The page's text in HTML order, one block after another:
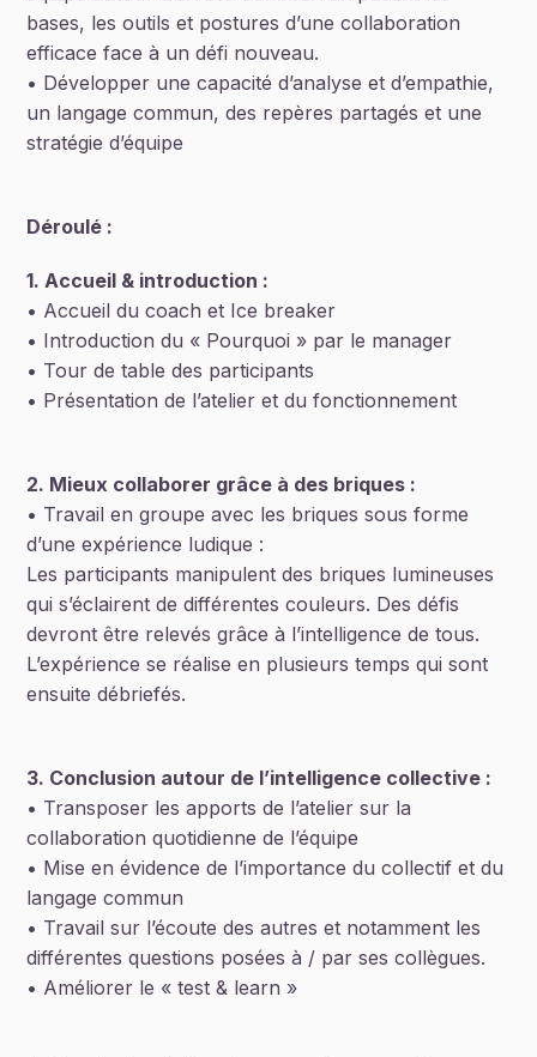
bases, les outils et postures d’une collaboration
efficace face à un défi nouveau.
• Développer une capacité d’analyse et d’empathie,
un langage commun, des repères partagés et une
stratégie d’équipe
Déroulé :
1. Accueil & introduction :
• Accueil du coach et Ice breaker
• Introduction du « Pourquoi » par le manager
• Tour de table des participants
• Présentation de l’atelier et du fonctionnement
2. Mieux collaborer grâce à des briques :
• Travail en groupe avec les briques sous forme
d’une expérience ludique :
Les participants manipulent des briques lumineuses
qui s’éclairent de différentes couleurs. Des défis
devront être relevés grâce à l’intelligence de tous.
L’expérience se réalise en plusieurs temps qui sont
ensuite débriefés.
3. Conclusion autour de l’intelligence collective :
• Transposer les apports de l’atelier sur la
collaboration quotidienne de l’équipe
• Mise en évidence de l’importance du collectif et du
langage commun
• Travail sur l’écoute des autres et notamment les
différentes questions posées à / par ses collègues.
• Améliorer le « test & learn »